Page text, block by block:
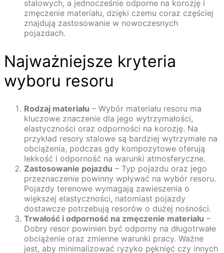
stalowych, a jednocześnie odporne na korozję i
zmęczenie materiału, dzięki czemu coraz częściej
znajdują zastosowanie w nowoczesnych
pojazdach.
Najważniejsze kryteria
wyboru resoru
Rodzaj materiału – Wybór materiału resoru ma
kluczowe znaczenie dla jego wytrzymałości,
elastyczności oraz odporności na korozję. Na
przykład resory stalowe są bardziej wytrzymałe na
obciążenia, podczas gdy kompozytowe oferują
lekkość i odporność na warunki atmosferyczne.
Zastosowanie pojazdu – Typ pojazdu oraz jego
przeznaczenie powinny wpływać na wybór resoru.
Pojazdy terenowe wymagają zawieszenia o
większej elastyczności, natomiast pojazdy
dostawcze potrzebują resorów o dużej nośności.
Trwałość i odporność na zmęczenie materiału –
Dobry resor powinien być odporny na długotrwałe
obciążenie oraz zmienne warunki pracy. Ważne
jest, aby minimalizować ryzyko pęknięć czy innych